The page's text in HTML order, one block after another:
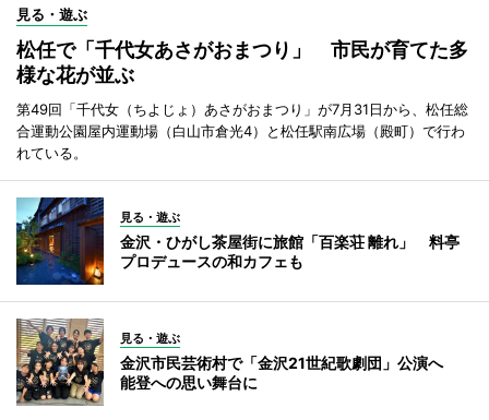
見る・遊ぶ
松任で「千代女あさがおまつり」 市民が育てた多
様な花が並ぶ
第49回「千代女（ちよじょ）あさがおまつり」が7月31日から、松任総
合運動公園屋内運動場（白山市倉光4）と松任駅南広場（殿町）で行わ
れている。
見る・遊ぶ
金沢・ひがし茶屋街に旅館「百楽荘 離れ」 料亭
プロデュースの和カフェも
見る・遊ぶ
金沢市民芸術村で「金沢21世紀歌劇団」公演へ
能登への思い舞台に